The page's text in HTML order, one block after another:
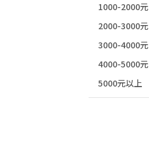
1000-2000元
2000-3000元
3000-4000元
4000-5000元
5000元以上